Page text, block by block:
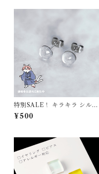
特別SALE！ キラキラ シルバ
ー ガラス製ピアス ギフト プレ
ゼント 普段使い
¥500